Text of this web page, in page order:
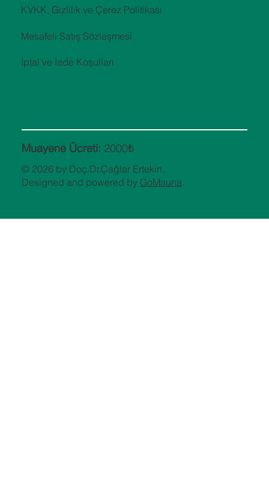
Muayene Ücreti: 2000₺
© 2026 by Doç.Dr.Çağlar Ertekin.
Designed and powered by GoMauna.
KVKK, Gizlilik ve Çerez Politikası
Mesafeli Satış Sözleşmesi
İptal ve İade Koşulları